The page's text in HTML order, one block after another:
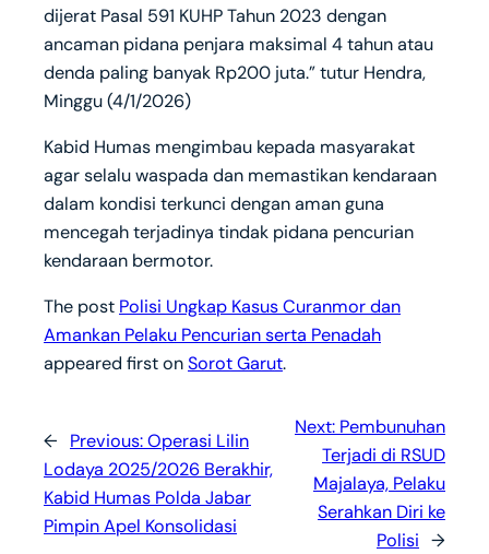
dijerat Pasal 591 KUHP Tahun 2023 dengan
ancaman pidana penjara maksimal 4 tahun atau
denda paling banyak Rp200 juta.” tutur Hendra,
Minggu (4/1/2026)
Kabid Humas mengimbau kepada masyarakat
agar selalu waspada dan memastikan kendaraan
dalam kondisi terkunci dengan aman guna
mencegah terjadinya tindak pidana pencurian
kendaraan bermotor.
The post Polisi Ungkap Kasus Curanmor dan
Amankan Pelaku Pencurian serta Penadah
appeared first onSorot Garut.
← Previous:Operasi Lilin
Lodaya 2025/2026 Berakhir,
Kabid Humas Polda Jabar
Pimpin Apel Konsolidasi
Next: Pembunuhan
Terjadi di RSUD
Majalaya, Pelaku
Serahkan Diri ke
Polisi →